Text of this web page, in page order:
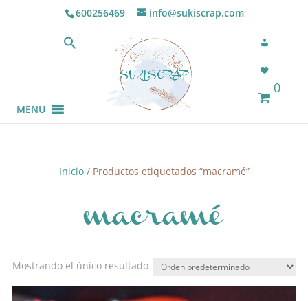
600256469 info@sukiscrap.com
0
MENU
Inicio/ Productos etiquetados “macramé”
macramé
Mostrando el único resultado